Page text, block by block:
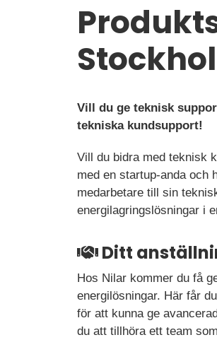
Vill du ge teknisk
tekniska kundsupport!
Vill du bidra med teknisk
med en startup-anda och
medarbetare till sin
energilagringslösningar i
Ditt
Hos Nilar kommer du få
energilösningar. Här får
för att kunna ge
du att tillhöra ett team